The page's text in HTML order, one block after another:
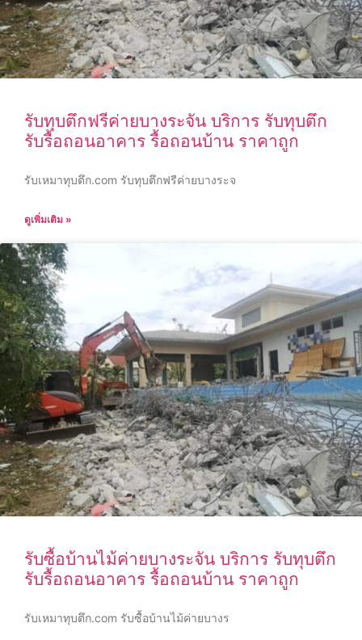
รับทุบตึกฟรีค่ายบางระจัน บริการ รับทุบตึก
รับรื้อถอนอาคาร รื้อถอนบ้าน ราคาถูก
รับเหมาทุบตึก.com รับทุบตึกฟรีค่ายบางระจ
ดูเพิ่มเติม »
รับซื้อบ้านไม้ค่ายบางระจัน บริการ รับทุบตึก
รับรื้อถอนอาคาร รื้อถอนบ้าน ราคาถูก
รับเหมาทุบตึก.com รับซื้อบ้านไม้ค่ายบางร